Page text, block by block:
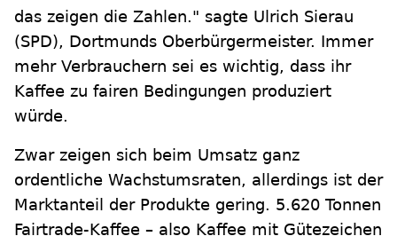
das zeigen die Zahlen." sagte Ulrich Sierau
(SPD), Dortmunds Oberbürgermeister. Immer
mehr Verbrauchern sei es wichtig, dass ihr
Kaffee zu fairen Bedingungen produziert
würde.
Zwar zeigen sich beim Umsatz ganz
ordentliche Wachstumsraten, allerdings ist der
Marktanteil der Produkte gering. 5.620 Tonnen
Fairtrade-Kaffee – also Kaffee mit Gütezeichen